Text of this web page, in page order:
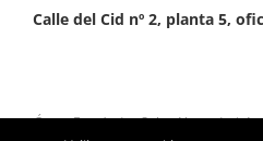
Calle del Cid nº 2, planta 5,
Óscar Fernández Solar Abogado|